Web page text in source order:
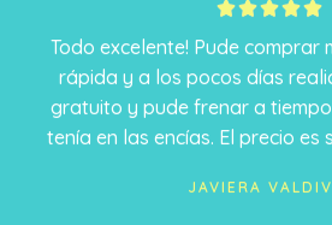
/
5
Todo excelente! Pude comprar
rápida y a los pocos días
gratuito y pude frenar a tiempo
tenía en las encías. El precio es